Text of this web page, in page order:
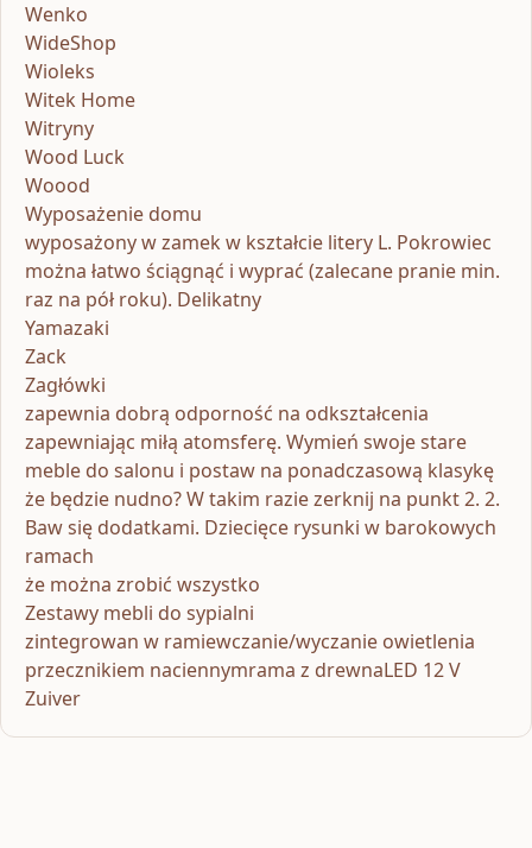
Wenko
WideShop
Wioleks
Witek Home
Witryny
Wood Luck
Woood
Wyposażenie domu
wyposażony w zamek w kształcie litery L. Pokrowiec
można łatwo ściągnąć i wyprać (zalecane pranie min.
raz na pół roku). Delikatny
Yamazaki
Zack
Zagłówki
zapewnia dobrą odporność na odkształcenia
zapewniając miłą atomsferę. Wymień swoje stare
meble do salonu i postaw na ponadczasową klasykę
że będzie nudno? W takim razie zerknij na punkt 2. 2.
Baw się dodatkami. Dziecięce rysunki w barokowych
ramach
że można zrobić wszystko
Zestawy mebli do sypialni
zintegrowan w ramiewczanie/wyczanie owietlenia
przecznikiem naciennymrama z drewnaLED 12 V
Zuiver